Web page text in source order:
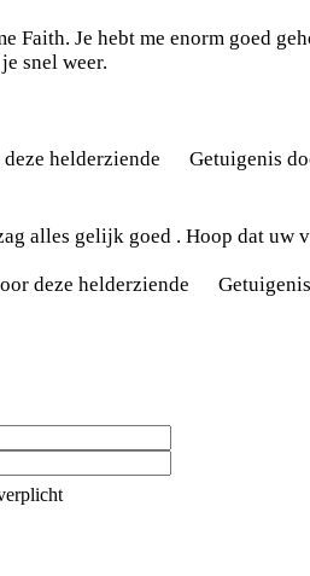
Faith. Je hebt me enorm goed
snel weer.
Getuigenis
alles gelijk goed . Hoop dat uw